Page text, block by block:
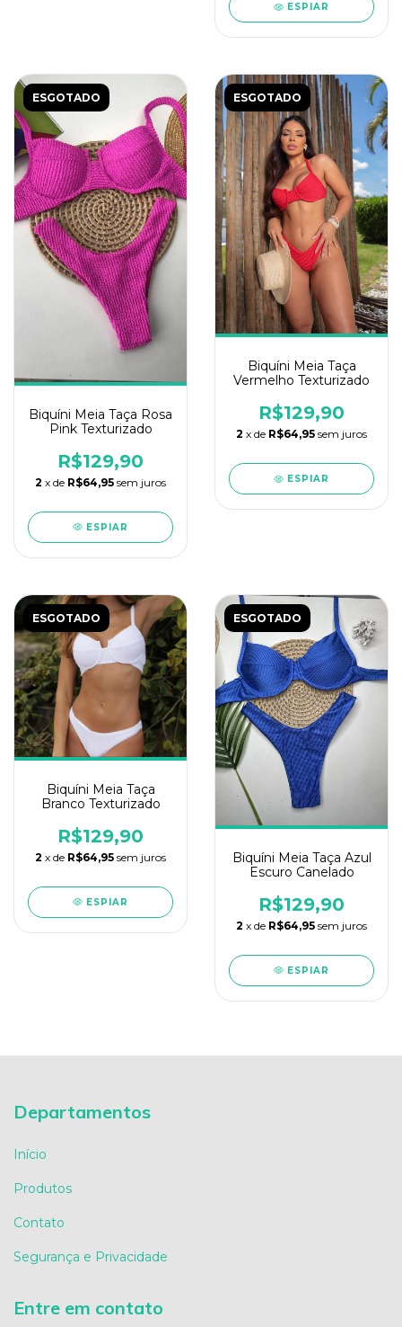
ESPIAR
ESGOTADO
Biquíni Meia Taça Rosa
Pink Texturizado
R$129,90
2 x de R$64,95 sem juros
ESPIAR
ESGOTADO
Biquíni Meia Taça
Vermelho Texturizado
R$129,90
2 x de R$64,95 sem juros
ESPIAR
ESGOTADO
Biquíni Meia Taça
Branco Texturizado
R$129,90
2 x de R$64,95 sem juros
ESPIAR
ESGOTADO
Biquíni Meia Taça Azul
Escuro Canelado
R$129,90
2 x de R$64,95 sem juros
ESPIAR
Departamentos
Início
Produtos
Contato
Segurança e Privacidade
Entre em contato